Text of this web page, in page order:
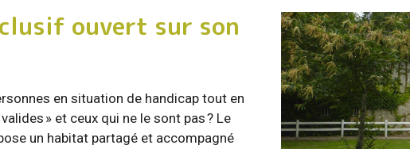
ouvert sur son
en situation de handicap tout en
» et ceux qui ne le sont pas ? Le
un habitat partagé et accompagné